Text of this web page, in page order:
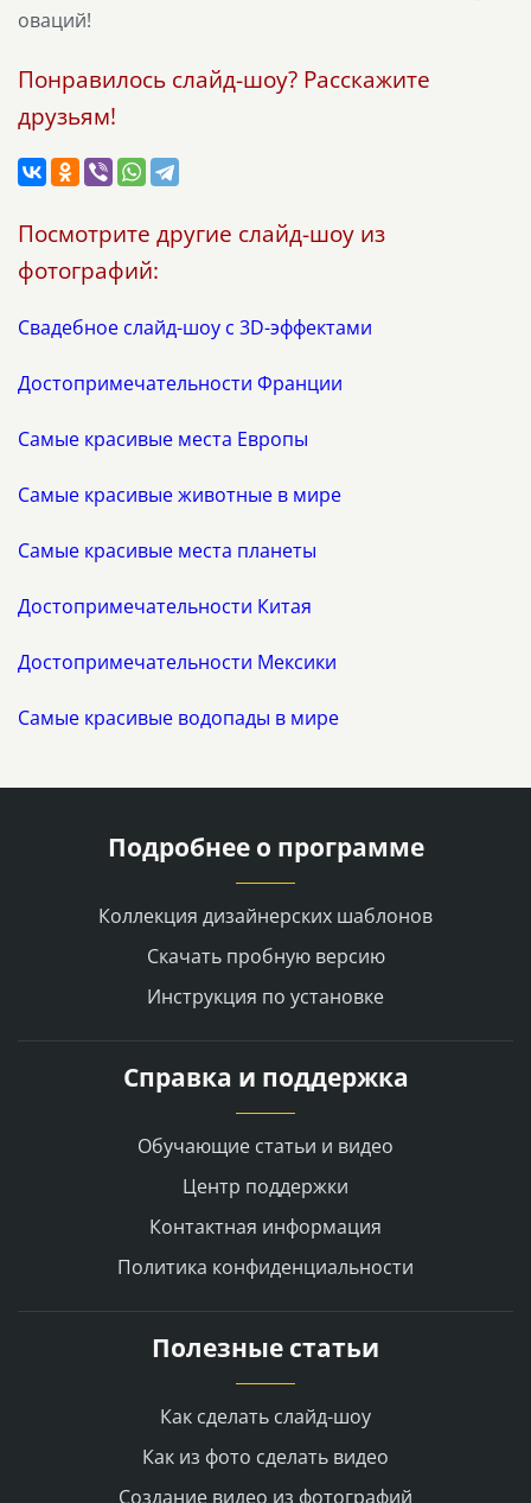
оваций!
Понравилось слайд-шоу? Расскажите
друзьям!
Посмотрите другие слайд-шоу из
фотографий:
Свадебное слайд-шоу с 3D-эффектами
Достопримечательности Франции
Самые красивые места Европы
Самые красивые животные в мире
Самые красивые места планеты
Достопримечательности Китая
Достопримечательности Мексики
Самые красивые водопады в мире
Подробнее о программе
Коллекция дизайнерских шаблонов
Скачать пробную версию
Инструкция по установке
Справка и поддержка
Обучающие статьи и видео
Центр поддержки
Контактная информация
Политика конфиденциальности
Полезные статьи
Как сделать слайд-шоу
Как из фото сделать видео
Создание видео из фотографий